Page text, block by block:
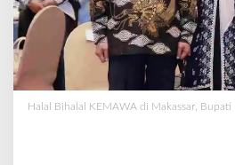
d
i
M
a
a
Halal Bihalal KEMAWA di Makassar, Bupati